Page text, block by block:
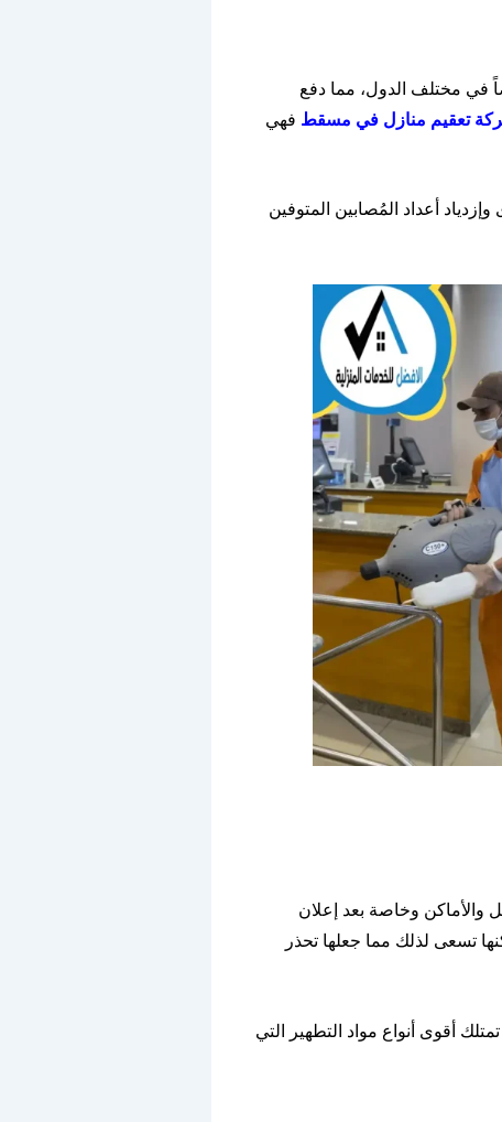
في مختلف الدول، مما دفع
تعقيم منازل في مسقط فهي
أعداد المُصابين المتوفين
والأماكن وخاصة بعد إعلان
تسعى لذلك مما جعلها تحذر
أقوى أنواع مواد التطهير التي